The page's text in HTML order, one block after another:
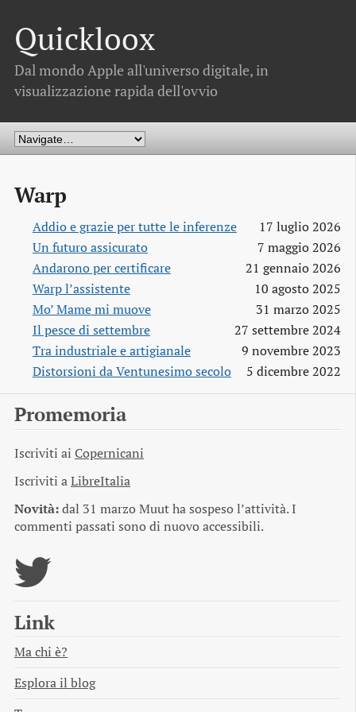
Quickloox
Dal mondo Apple all'universo digitale, in
visualizzazione rapida dell'ovvio
Warp
Addio e grazie per tutte le inferenze
17 luglio 2026
Un futuro assicurato
7 maggio 2026
Andarono per certificare
21 gennaio 2026
Warp l’assistente
10 agosto 2025
Mo’ Mame mi muove
31 marzo 2025
Il pesce di settembre
27 settembre 2024
Tra industriale e artigianale
9 novembre 2023
Distorsioni da Ventunesimo secolo
5 dicembre 2022
Promemoria
Iscriviti ai Copernicani
Iscriviti aLibreItalia
Novità:dal 31 marzo Muut ha sospeso l’attività. I
commenti passati sono di nuovo accessibili.
Link
Ma chi è?
Esplora il blog